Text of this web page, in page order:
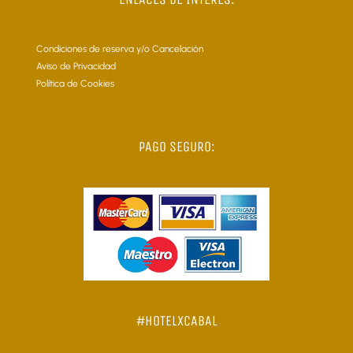
Condiciones de reserva y/o Cancelación
Aviso de Privacidad
Política de Cookies
PAGO SEGURO:
#HOTELXCABAL